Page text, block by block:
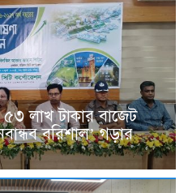
লাখ টাকার বাজেট
বরিশাল’ গড়ার